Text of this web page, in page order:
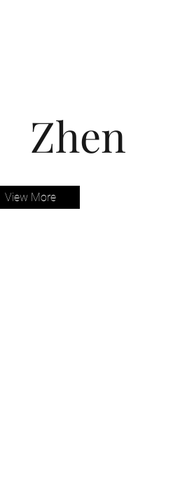
Zhen
View More